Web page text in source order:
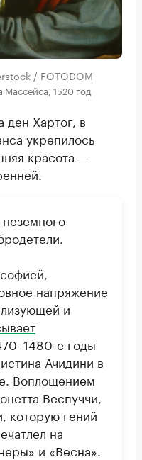
/ FOTODOM
Массейса, 1520 год
ден Хартог, в
укрепилось
красота —
напряжение
и
е годы
Ачидини в
Воплощением
Веспуччи,
которую гений
на
и «Весна».